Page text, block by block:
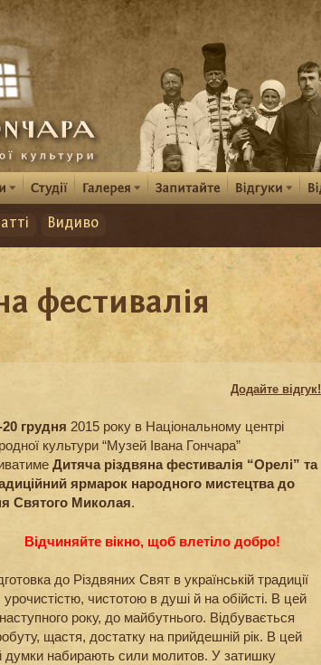
Видиво
фестивалія
Додайте відгук!
20 грудня 2015 року в Національному центрі
культури “Музей Івана Гончара”
Дитяча різдвяна фестивалія “Орелі” та
ярмарок народного мистецтва до
Святого Миколая.
Відчиняйте вікно, щоб влетіло добро!
до Різдвяних Свят в українській традиції
чистотою в душі й на обійсті. В цей
року, до майбутнього. Відбувається
щастя, достатку на прийдешній рік. В цей
думки набирають сили молитов. У затишку